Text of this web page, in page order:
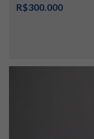
R$300.000